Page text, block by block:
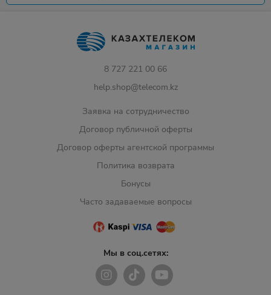
8 727 221 00 66
help.shop@telecom.kz
Заявка на сотрудничество
Договор публичной оферты
Договор оферты агентской программы
Политика возврата
Бонусы
Часто задаваемые вопросы
Мы в соц.сетях: